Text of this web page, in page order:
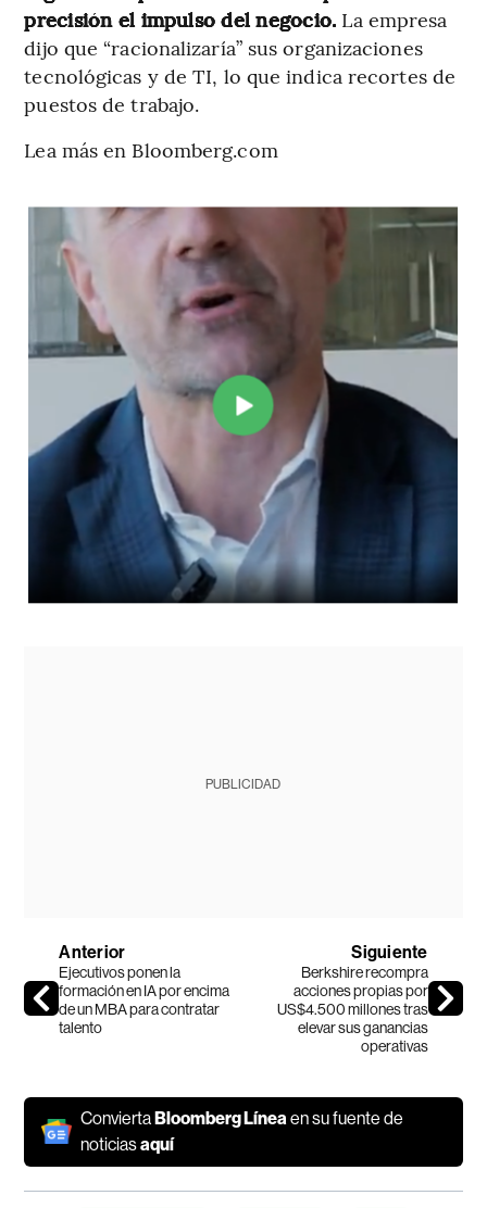
precisión el impulso del negocio. La empresa
dijo que “racionalizaría” sus organizaciones
tecnológicas y de TI, lo que indica recortes de
puestos de trabajo.
Lea más en Bloomberg.com
PUBLICIDAD
Anterior
Ejecutivos ponen la
formación en IA por encima
de un MBA para contratar
talento
Siguiente
Berkshire recompra
acciones propias por
US$4.500 millones tras
elevar sus ganancias
operativas
ConviertaBloomberg Línea en su fuente de
noticiasaquí